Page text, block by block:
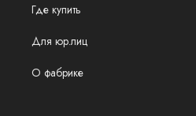
Где купить
Для юр.лиц
О фабрике